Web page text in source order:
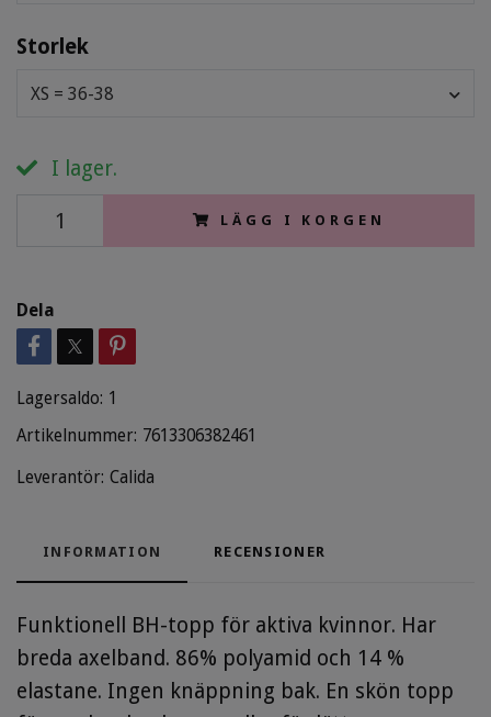
Storlek
XS = 36-38
I lager.
LÄGG I KORGEN
Dela
Lagersaldo: 1
Artikelnummer: 7613306382461
Leverantör: Calida
INFORMATION RECENSIONER
Funktionell BH-topp för aktiva kvinnor. Har
breda axelband. 86% polyamid och 14 %
elastane. Ingen knäppning bak. En skön topp